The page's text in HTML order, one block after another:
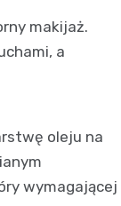
makijaż.
a
oleju na
wymagającej